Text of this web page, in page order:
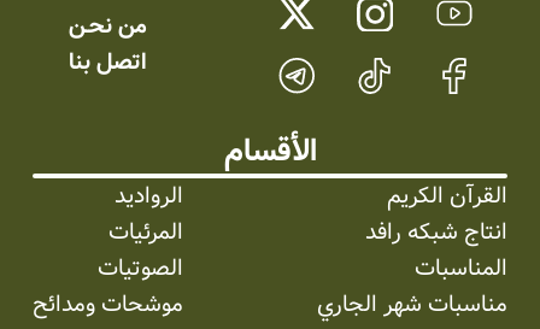
من نحـن
اتصل بنا
الأقسام
القرآن الكريم
انتاج شبکه رافد
المناسبات
مناسبات شهر الجاري
الرواديد
المرئیات
الصوتیات
موشحات ومدائح